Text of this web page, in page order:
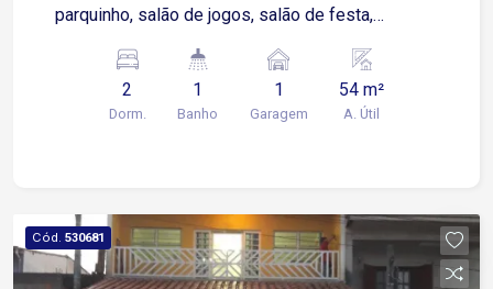
parquinho, salão de jogos, salão de festa,
2
Dorm.
1
Banho
1
Garagem
54 m²
A. Útil
Cód. 530681